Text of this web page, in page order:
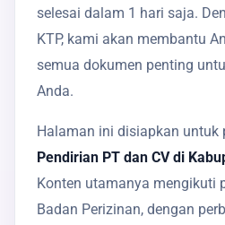
selesai dalam 1 hari saja.
KTP, kami akan membantu
semua dokumen penting
Anda.
Halaman ini disiapkan untuk
Pendirian PT dan CV di
Konten utamanya mengikuti
Badan Perizinan, dengan